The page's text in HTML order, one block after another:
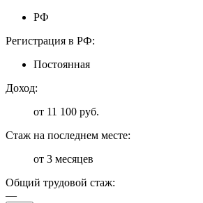
РФ
Регистрация в РФ:
Постоянная
Доход:
от 11 100 руб.
Стаж на последнем месте:
от 3 месяцев
Общий трудовой стаж:
—